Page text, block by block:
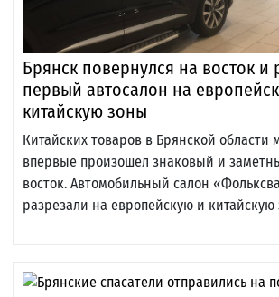
Брянск повернулся на восток и
первый автосалон на
китайскую зоны
Китайских товаров в Брянской области
впервые произошел знаковый и
восток. Автомобильный салон
разрезали на европейскую и китайскую